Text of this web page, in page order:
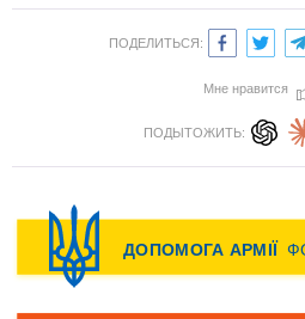
ПОДЕЛИТЬСЯ:
Мне нравится
ПОДЫТОЖИТЬ: